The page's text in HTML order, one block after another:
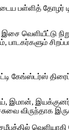
பள்ளித் தோழர்
இசை வெளியீட்டு
கேங்ஸ்டர்ஸ்
இமான்,
விருந்தாக